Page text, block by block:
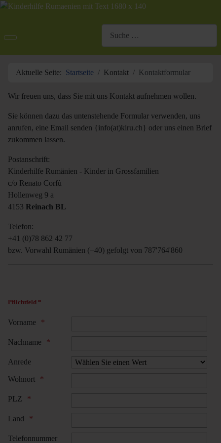
Aktuelle Seite: Startseite Kontakt Kontaktformular
Wir freuen uns, dass Sie mit uns Kontakt aufnehmen wollen.
Sie können dazu das untenstehende Formular verwenden, uns
anrufen, eine Email senden {info(at)kiru.ch} oder uns einen Brief
zukommen lassen.
Postanschrift:
Kinderhilfe Rumänien - Kinder in Grossfamilien
c/o Renato Corfù
Hollenweg 9 a
4153 Reinach BL
Telefon:
+41 (0)78 862 42 77
bzw. Vorwahl Rumänien (+40) gefolgt von 787'764'860‬
Pflichtfeld *
Vorname
Nachname
Anrede
Wohnort
PLZ
Land
Telefonnummer